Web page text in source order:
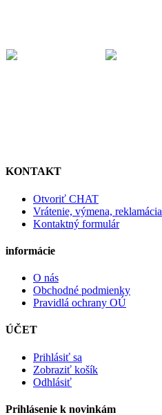
KONTAKT
Otvoriť CHAT
Vrátenie, výmena, reklamácia
Kontaktný formulár
informácie
O nás
Obchodné podmienky
Pravidlá ochrany OÚ
ÚČET
Prihlásiť sa
Zobraziť košík
Odhlásiť
Prihlásenie k novinkám